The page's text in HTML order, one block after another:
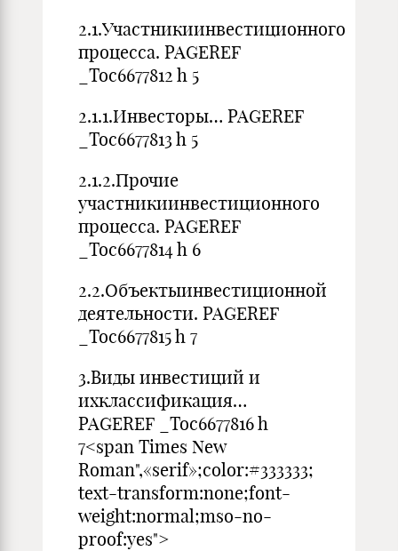
2.1.Участникиинвестиционного
процесса. PAGEREF
_Toc6677812 h 5
2.1.1.Инвесторы… PAGEREF
_Toc6677813 h 5
2.1.2.Прочие
участникиинвестиционного
процесса. PAGEREF
_Toc6677814 h 6
2.2.Объектыинвестиционной
деятельности. PAGEREF
_Toc6677815 h 7
3.Виды инвестиций и
ихклассификация…
PAGEREF _Toc6677816 h
7<span Times New
Roman",«serif»;color:#333333;
text-transform:none;font-
weight:normal;mso-no-
proof:yes">